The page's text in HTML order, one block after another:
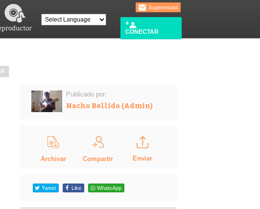
Sugerencias
CONECTAR
Publicado por:
Nacho Bellido (Admin)
Archivar Compartir Enviar
Tweet Like WhatsApp